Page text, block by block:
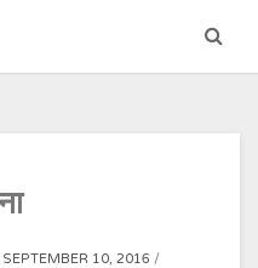
SEPTEMBER 10, 2016